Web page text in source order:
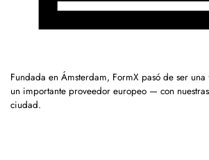
Fundada en Ámsterdam, FormX pasó de ser
un importante proveedor europeo — con
ciudad.